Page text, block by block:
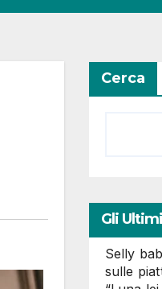
Cerca
Gli
Selly
sulle